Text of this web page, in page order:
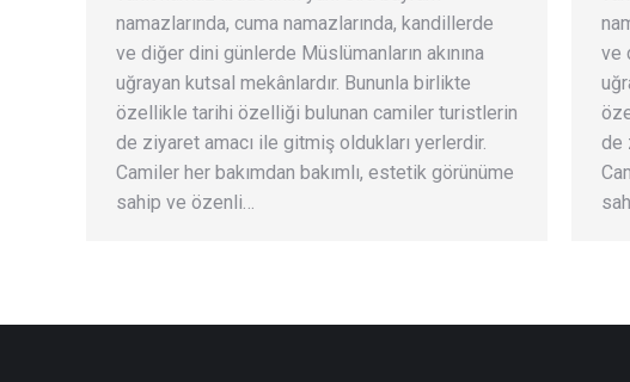
namazlarında, cuma namazlarında, kandillerde
ve diğer dini günlerde Müslümanların akınına
uğrayan kutsal mekânlardır. Bununla birlikte
özellikle tarihi özelliği bulunan camiler turistlerin
de ziyaret amacı ile gitmiş oldukları yerlerdir.
Camiler her bakımdan bakımlı, estetik görünüme
sahip ve özenli…
ve
de